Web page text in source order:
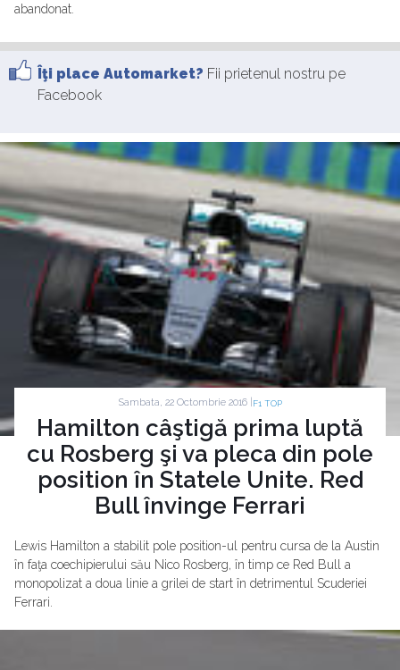
abandonat.
Îţi place Automarket? Fii prietenul nostru pe
Facebook
Sambata, 22 Octombrie 2016 | F1 TOP
Hamilton câştigă prima luptă
cu Rosberg şi va pleca din pole
position în Statele Unite. Red
Bull învinge Ferrari
Lewis Hamilton a stabilit pole position-ul pentru cursa de la Austin
în faţa coechipierului său Nico Rosberg, în timp ce Red Bull a
monopolizat a doua linie a grilei de start în detrimentul Scuderiei
Ferrari.